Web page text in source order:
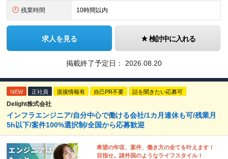
残業時間 10時間以内
求人を見る 検討中に入れる
掲載終了予定日： 2026.08.20
NEW 正社員 面接情報有 自己PR不要 話を聞きたい応募可
Delight株式会社
インフラエンジニア/自分中心で働ける会社/1カ月連休も可/残業月
5h以下/案件100%選択制/全国から応募歓迎
希望の年収、案件、働き方の全てを叶えます！
目指せ。諸外国のようなライフスタイル！